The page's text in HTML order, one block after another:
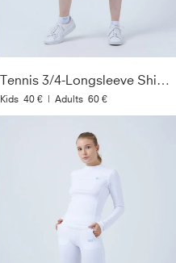
Tennis 3/4-Longsleeve Shirt, weiß
Kids 40 € | Adults 60 €